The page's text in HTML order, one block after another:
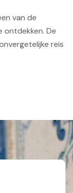
​​van de
De
reis